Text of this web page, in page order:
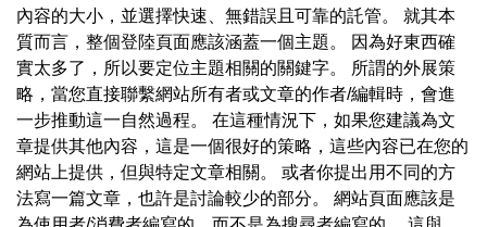
內容的大小，並選擇快速、無錯誤且可靠的託管。 就其本
質而言，整個登陸頁面應該涵蓋一個主題。 因為好東西確
實太多了，所以要定位主題相關的關鍵字。 所謂的外展策
略，當您直接聯繫網站所有者或文章的作者/編輯時，會進
一步推動這一自然過程。 在這種情況下，如果您建議為文
章提供其他內容，這是一個很好的策略，這些內容已在您的
網站上提供，但與特定文章相關。 或者你提出用不同的方
法寫一篇文章，也許是討論較少的部分。 網站頁面應該是